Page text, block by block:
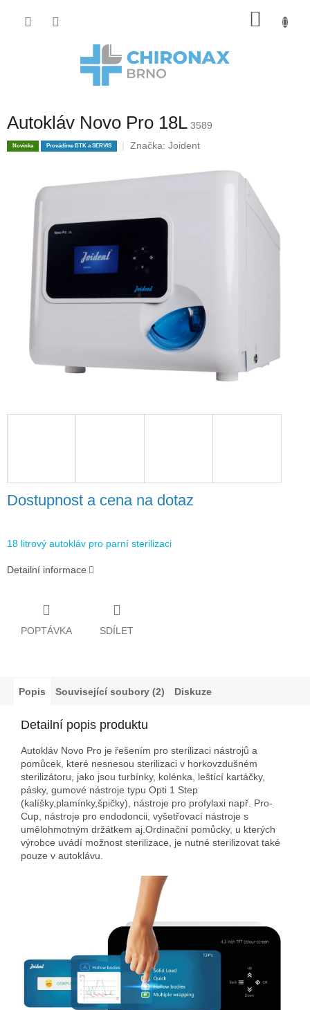
Autokláv Novo Pro 18L 3589
Novinka Provádíme BTK a SERVIS Značka: Joident
Dostupnost a cena na dotaz
18 litrový autokláv pro parní sterilizaci
Detailní informace
POPTÁVKA SDÍLET
Popis Související soubory (2) Diskuze
Detailní popis produktu
Autokláv Novo Pro je řešením pro sterilizaci nástrojů a
pomůcek, které nesnesou sterilizaci v horkovzdušném
sterilizátoru, jako jsou turbínky, kolénka, leštící kartáčky,
pásky, gumové nástroje typu Opti 1 Step
(kalíšky,plamínky,špičky), nástroje pro profylaxi např. Pro-
Cup, nástroje pro endodoncii, vyšetřovací nástroje s
umělohmotným držátkem aj.Ordinační pomůcky, u kterých
výrobce uvádí možnost sterilizace, je nutné sterilizovat také
pouze v autoklávu.